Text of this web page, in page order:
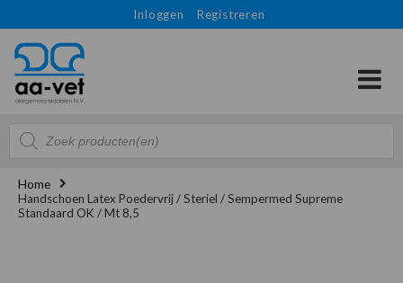
Inloggen Registreren
Producten
zoeken
Home
Handschoen Latex Poedervrij / Steriel / Sempermed Supreme
Standaard OK / Mt 8,5